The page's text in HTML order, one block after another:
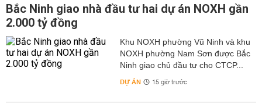
Bắc Ninh giao nhà đầu tư hai dự án NOXH gần
2.000 tỷ đồng
Khu NOXH phường Vũ Ninh và khu
NOXH phường Nam Sơn được Bắc
Ninh giao chủ đầu tư cho CTCP...
DỰ ÁN 15 giờ trước